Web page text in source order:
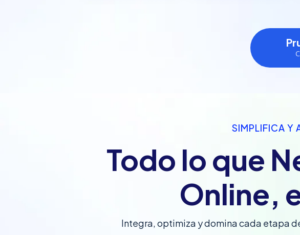
SIMPLIFICA Y
Todo lo que
Online,
Integra, optimiza y domina cada etapa